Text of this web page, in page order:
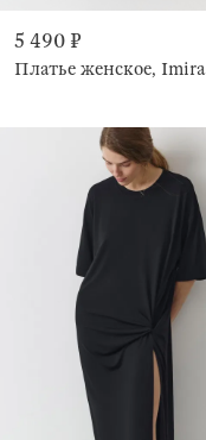
5 490 ₽
Платье женское, Imira